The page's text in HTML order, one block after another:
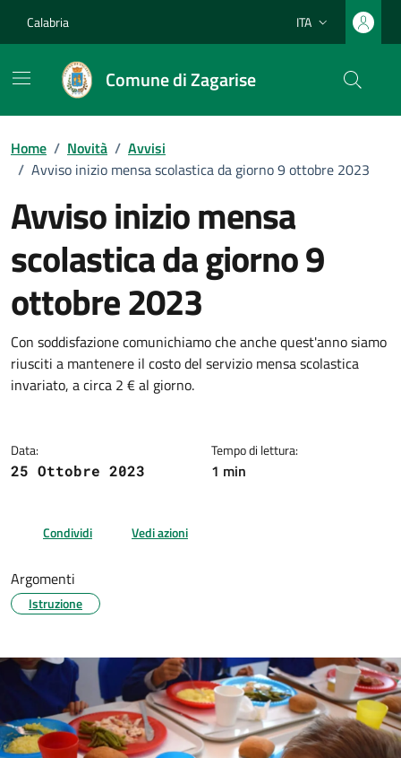
Calabria Lingua attiva:
ITA
Comune di Zagarise
Home / Novità / Avvisi
/ Avviso inizio mensa scolastica da giorno 9 ottobre 2023
Avviso inizio mensa
scolastica da giorno 9
ottobre 2023
Dettagli della notizia
Con soddisfazione comunichiamo che anche quest'anno siamo
riusciti a mantenere il costo del servizio mensa scolastica
invariato, a circa 2 € al giorno.
Data:
25 Ottobre 2023
Tempo di lettura:
1 min
Condividi Vedi azioni
Argomenti
Istruzione